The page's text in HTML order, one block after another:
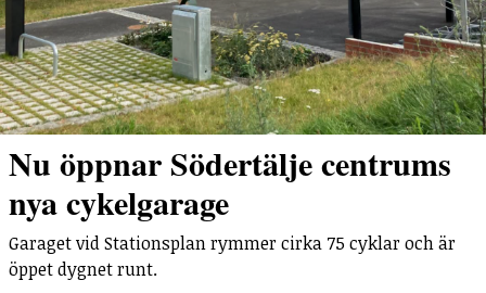
Nu öppnar Södertälje centrums
nya cykelgarage
Garaget vid Stationsplan rymmer cirka 75 cyklar och är
öppet dygnet runt.